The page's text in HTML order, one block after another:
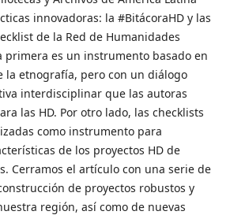
innovadoras: la #BitácoraHD y las
de la Red de Humanidades
primera es un instrumento basado en
la etnografía, pero con un diálogo
interdisciplinar que las autoras
las HD. Por otro lado, las checklists
como instrumento para
de los proyectos HD de
Cerramos el artículo con una serie de
de proyectos robustos y
región, así como de nuevas